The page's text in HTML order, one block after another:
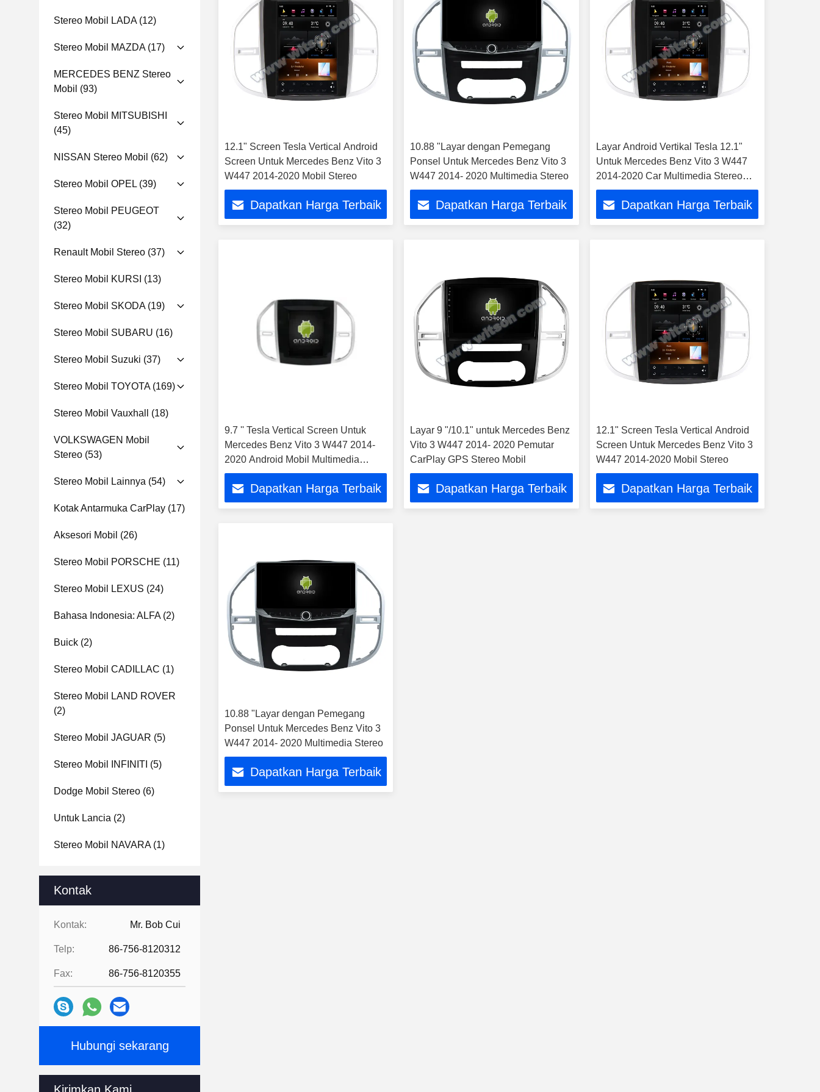
Stereo Mobil LADA(12)
Stereo Mobil MAZDA(17)
MERCEDES BENZ Stereo
Mobil (93)
Stereo Mobil MITSUBISHI
(45)
NISSAN Stereo Mobil (62)
Stereo Mobil OPEL (39)
Stereo Mobil PEUGEOT
(32)
Renault Mobil Stereo (37)
Stereo Mobil KURSI (13)
Stereo Mobil SKODA(19)
Stereo Mobil SUBARU (16)
Stereo Mobil Suzuki (37)
Stereo Mobil TOYOTA(169)
Stereo Mobil Vauxhall (18)
VOLKSWAGEN Mobil
Stereo (53)
Stereo Mobil Lainnya (54)
Kotak Antarmuka CarPlay (17)
Aksesori Mobil (26)
Stereo Mobil PORSCHE (11)
Stereo Mobil LEXUS (24)
Bahasa Indonesia: ALFA(2)
Buick (2)
Stereo Mobil CADILLAC (1)
Stereo Mobil LAND ROVER
(2)
Stereo Mobil JAGUAR (5)
Stereo Mobil INFINITI (5)
Dodge Mobil Stereo (6)
Untuk Lancia (2)
Stereo Mobil NAVARA(1)
Kontak
Kontak: Mr. Bob Cui
Telp: 86-756-8120312
Fax: 86-756-8120355
Hubungi sekarang
12.1" Screen Tesla Vertical Android
Screen Untuk Mercedes Benz Vito 3
W447 2014-2020 Mobil Stereo
Dapatkan Harga Terbaik
10.88 "Layar dengan Pemegang
Ponsel Untuk Mercedes Benz Vito 3
W447 2014- 2020 Multimedia Stereo
Dapatkan Harga Terbaik
Layar Android Vertikal Tesla 12.1"
Untuk Mercedes Benz Vito 3 W447
2014-2020 Car Multimedia Stereo
GPS Carplay Player
Dapatkan Harga Terbaik
9.7 '' Tesla Vertical Screen Untuk
Mercedes Benz Vito 3 W447 2014-
2020 Android Mobil Multimedia
Player
Dapatkan Harga Terbaik
Layar 9 "/10.1" untuk Mercedes Benz
Vito 3 W447 2014- 2020 Pemutar
CarPlay GPS Stereo Mobil
Dapatkan Harga Terbaik
12.1" Screen Tesla Vertical Android
Screen Untuk Mercedes Benz Vito 3
W447 2014-2020 Mobil Stereo
Dapatkan Harga Terbaik
10.88 "Layar dengan Pemegang
Ponsel Untuk Mercedes Benz Vito 3
W447 2014- 2020 Multimedia Stereo
Dapatkan Harga Terbaik